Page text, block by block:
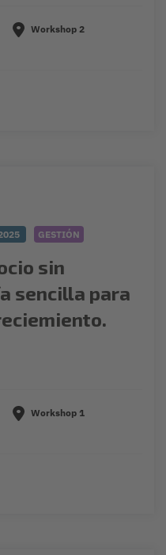
Workshop 2
GESTIÓN
sin
sencilla para
Workshop 1